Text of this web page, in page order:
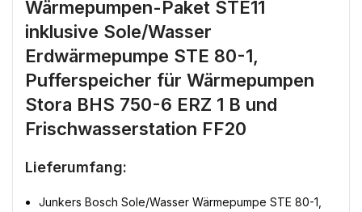
Wärmepumpen-Paket STE11
inklusive Sole/Wasser
Erdwärmepumpe STE 80-1,
Pufferspeicher für Wärmepumpen
Stora BHS 750-6 ERZ 1 B und
Frischwasserstation FF20
Lieferumfang:
Junkers Bosch Sole/Wasser Wärmepumpe STE 80-1,